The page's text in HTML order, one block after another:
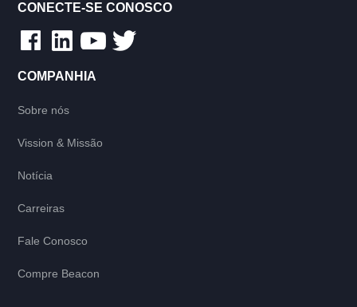
CONECTE-SE CONOSCO
COMPANHIA
Sobre nós
Vission & Missão
Notícia
Carreiras
Fale Conosco
Compre Beacon